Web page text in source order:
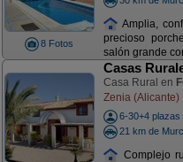
8 Fotos
Amplia,
precioso
salón grande
Casas
Casa Rural en
Zenia (Alicante)
6-30+4 plazas
21 km de
Complejo